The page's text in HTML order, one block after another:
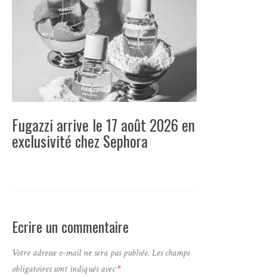
Fugazzi arrive le 17 août 2026 en
exclusivité chez Sephora
Ecrire un commentaire
Votre adresse e-mail ne sera pas publiée. Les champs
obligatoires sont indiqués avec*